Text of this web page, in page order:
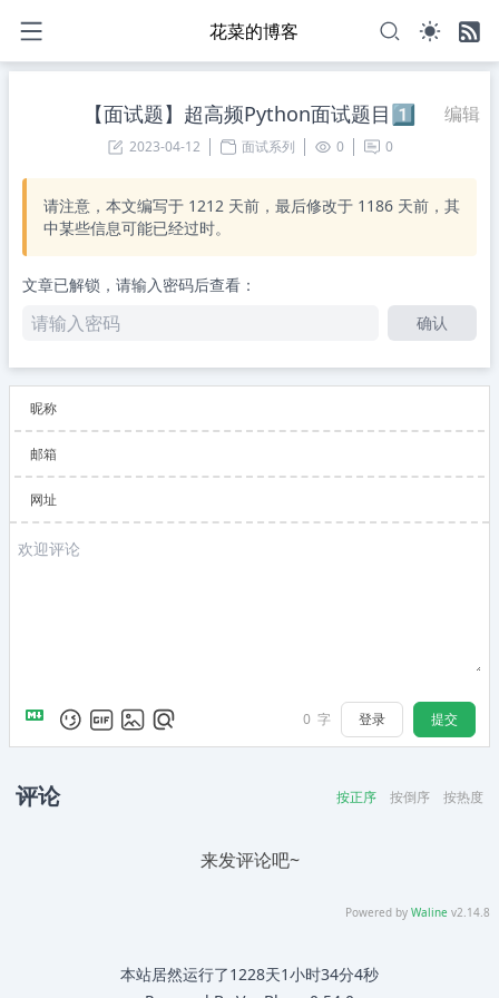
花菜的博客
【面试题】超高频Python面试题目1️⃣ 编辑
2023-04-12 面试系列 0 0
请注意，本文编写于 1212 天前，最后修改于 1186 天前，其
中某些信息可能已经过时。
文章已解锁，请输入密码后查看：
确认
昵称
邮箱
网址
0 字 登录 提交
评论 按正序 按倒序 按热度
来发评论吧~
Powered by Waline v2.14.8
本站居然运行了1228天1小时34分4秒